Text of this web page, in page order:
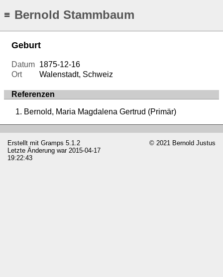
≡ Bernold Stammbaum
Geburt
Datum 1875-12-16
Ort
Walenstadt, Schweiz
Referenzen
Bernold, Maria Magdalena Gertrud (Primär)
Erstellt mit Gramps 5.1.2
Letzte Änderung war 2015-04-17
19:22:43
© 2021 Bernold Justus